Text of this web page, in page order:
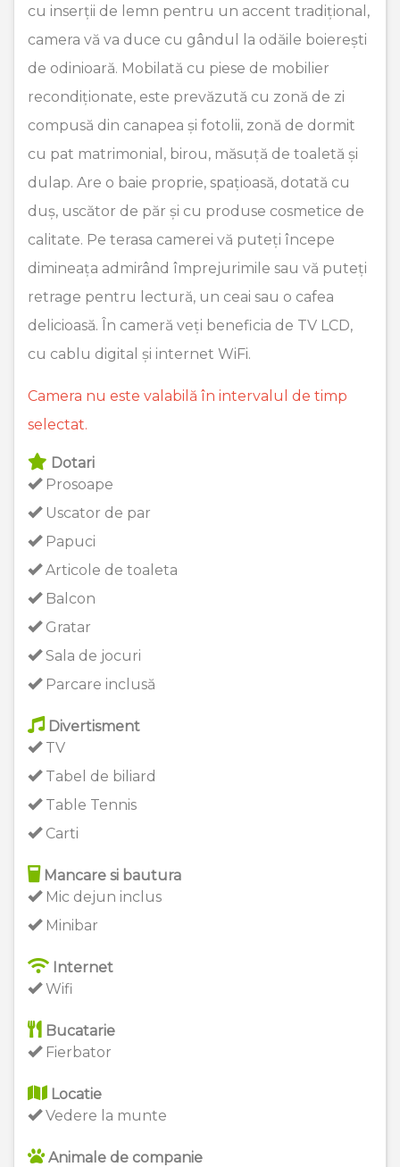
cu inserții de lemn pentru un accent tradițional,
camera vă va duce cu gândul la odăile boierești
de odinioară. Mobilată cu piese de mobilier
recondiționate, este prevăzută cu zonă de zi
compusă din canapea și fotolii, zonă de dormit
cu pat matrimonial, birou, măsuță de toaletă și
dulap. Are o baie proprie, spațioasă, dotată cu
duș, uscător de păr și cu produse cosmetice de
calitate. Pe terasa camerei vă puteți începe
dimineața admirând împrejurimile sau vă puteți
retrage pentru lectură, un ceai sau o cafea
delicioasă. În cameră veți beneficia de TV LCD,
cu cablu digital și internet WiFi.
Camera nu este valabilă în intervalul de timp
selectat.
Dotari
Prosoape
Uscator de par
Papuci
Articole de toaleta
Balcon
Gratar
Sala de jocuri
Parcare inclusă
Divertisment
TV
Tabel de biliard
Table Tennis
Carti
Mancare si bautura
Mic dejun inclus
Minibar
Internet
Wifi
Bucatarie
Fierbator
Locatie
Vedere la munte
Animale de companie